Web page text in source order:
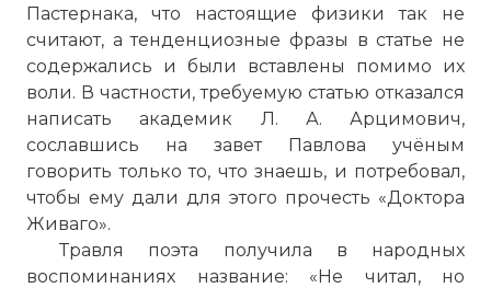
Пастернака, что настоящие физики так не
считают, а тенденциозные фразы в статье не
содержались и были вставлены помимо их
воли. В частности, требуемую статью отказался
написать академик Л. А. Арцимович,
сославшись на завет Павлова учёным
говорить только то, что знаешь, и потребовал,
чтобы ему дали для этого прочесть «Доктора
Живаго».
Травля поэта получила в народных
воспоминаниях название: «Не читал, но